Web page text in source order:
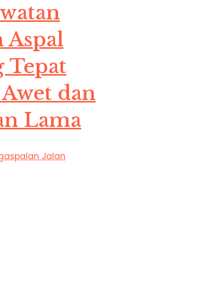
Aspal
Tepat
dan
Lama
Jalan